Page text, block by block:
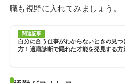
職も視野に入れてみましょう。
関連記事
自分に合う仕事がわからないときの見つ
方！適職診断で隠れた才能を発見する方